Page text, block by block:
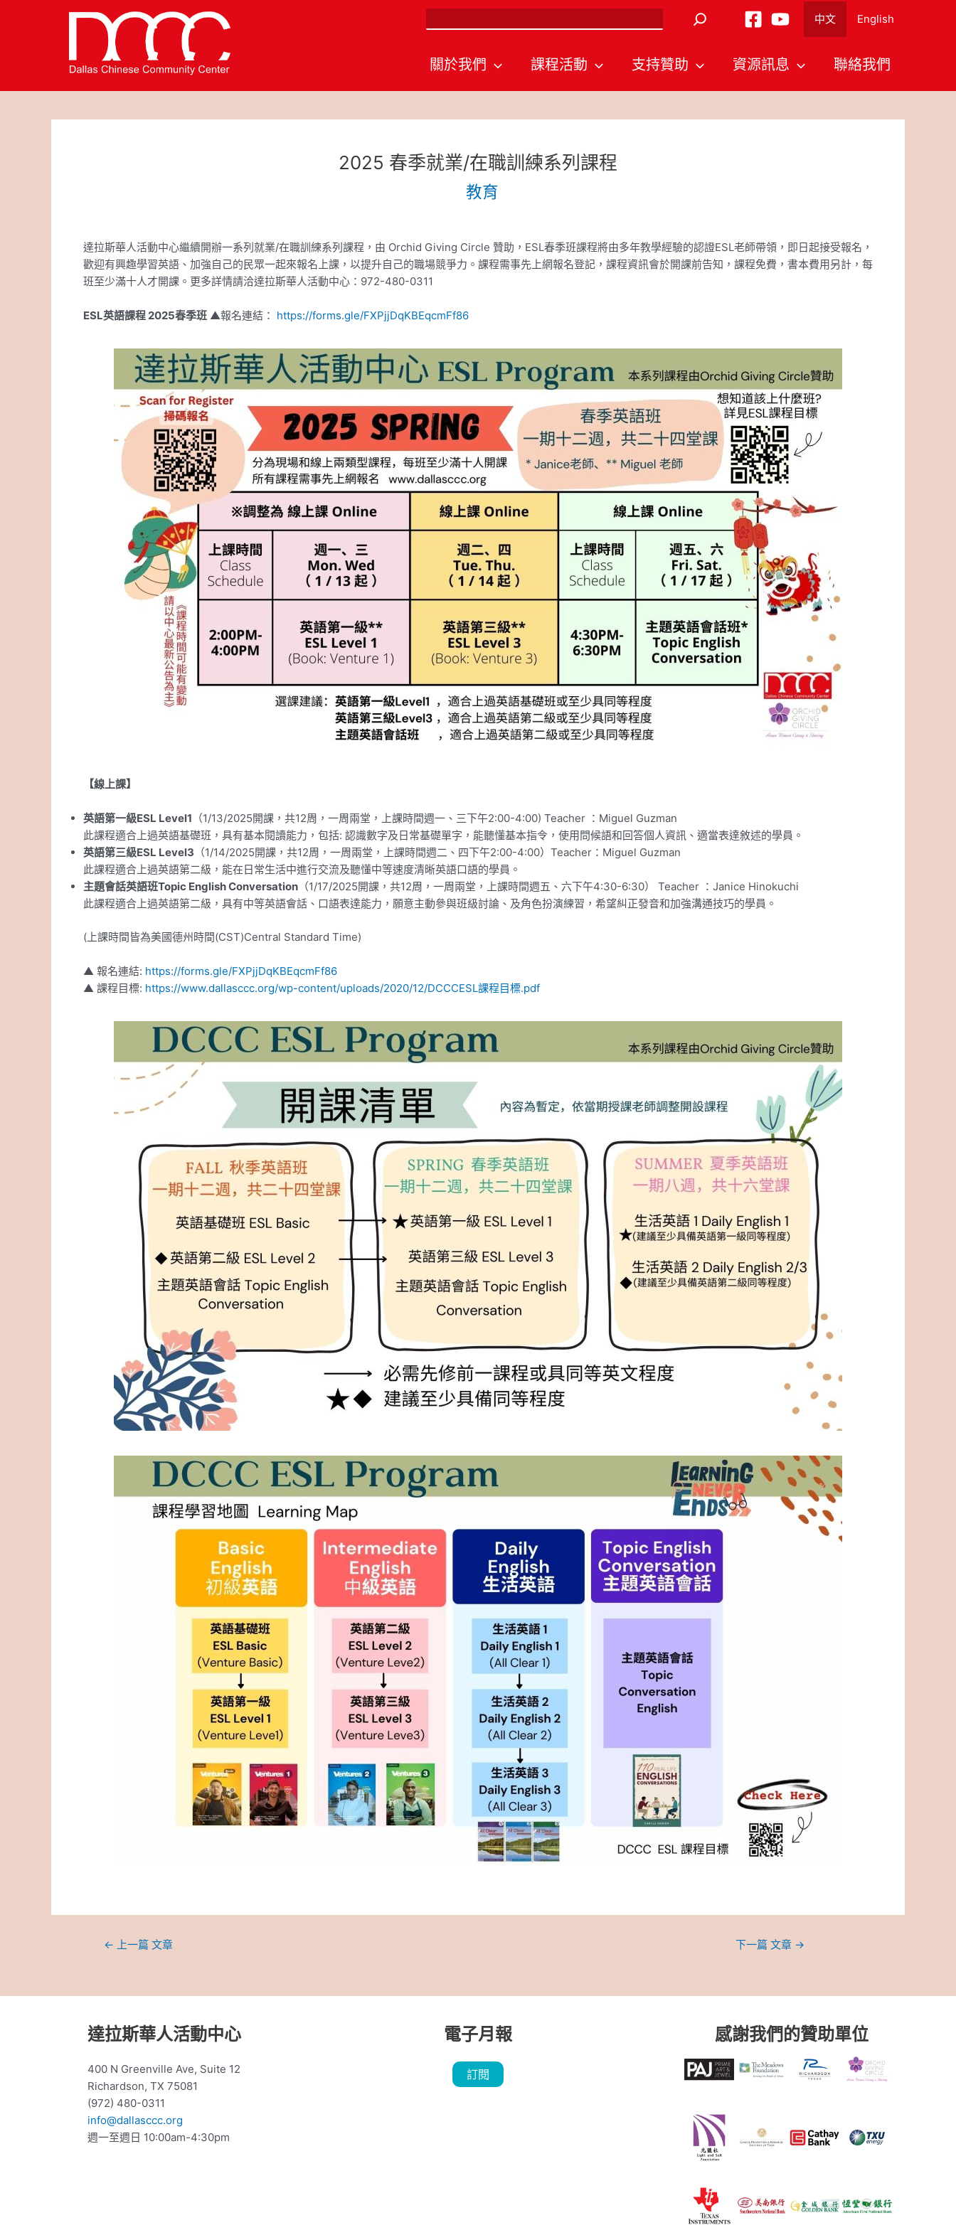
容
搜
中文 English
關於我們 課程活動 支持贊助 資源訊息 聯絡我們
2025 春季就業/在職訓練系列課程
教育
達拉斯華人活動中心繼續開辦一系列就業/在職訓練系列課程，由 Orchid Giving Circle 贊助，ESL春季班課程將由多年教學經驗的認證ESL老師帶領，即日起接受報名，
歡迎有興趣學習英語、加強自己的民眾一起來報名上課，以提升自己的職場競爭力。課程需事先上網報名登記，課程資訊會於開課前告知，課程免費，書本費用另計，每
班至少滿十人才開課。更多詳情請洽達拉斯華人活動中心：972-480-0311
ESL英語課程 2025春季班 ▲報名連結： https://forms.gle/FXPjjDqKBEqcmFf86
【線上課】
英語第一級ESL Level1 （1/13/2025開課，共12周，一周兩堂，上課時間週一、三下午2:00-4:00) Teacher ：Miguel Guzman
此課程適合上過英語基礎班，具有基本閱讀能力，包括: 認識數字及日常基礎單字，能聽懂基本指令，使用問候語和回答個人資訊、適當表達敘述的學員。
英語第三級ESL Level3 （1/14/2025開課，共12周，一周兩堂，上課時間週二、四下午2:00-4:00）Teacher：Miguel Guzman
此課程適合上過英語第二級，能在日常生活中進行交流及聽懂中等速度清晰英語口語的學員。
主題會話英語班Topic English Conversation （1/17/2025開課，共12周，一周兩堂，上課時間週五、六下午4:30-6:30） Teacher ：Janice Hinokuchi
此課程適合上過英語第二級，具有中等英語會話、口語表達能力，願意主動參與班級討論、及角色扮演練習，希望糾正發音和加強溝通技巧的學員。
(上課時間皆為美國德州時間(CST)Central Standard Time)
▲ 報名連結: https://forms.gle/FXPjjDqKBEqcmFf86
▲ 課程目標: https://www.dallasccc.org/wp-content/uploads/2020/12/DCCCESL課程目標.pdf
navigation
← 上一篇 文章 下一篇 文章 →
達拉斯華人活動中心
400 N Greenville Ave, Suite 12
Richardson, TX 75081
(972) 480-0311
info@dallasccc.org
週一至週日 10:00am-4:30pm
電子月報
訂閱
感謝我們的贊助單位